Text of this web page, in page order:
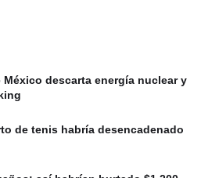
México descarta energía nuclear y
de tenis habría desencadenado